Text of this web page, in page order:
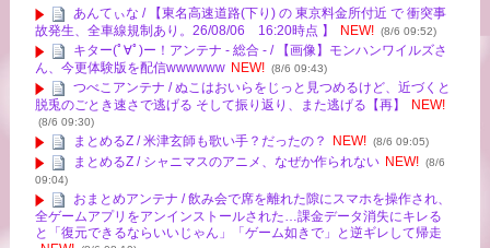
あんてぃな / 【東名高速道路(下り) の 東京料金所付近 で 衝突事
故発生、全車線規制あり。26/08/06 16:20時点 】
NEW! (8/6 09:52)
キター(ﾟ∀ﾟ)ー！アンテナ - 総合 - / 【画像】モンハンワイルズさ
ん、今更体験版を配信wwwwww NEW! (8/6 09:43)
つべこアンテナ / ぬこはおいらをじっと見つめるけど、近づくと
脱兎のごとき速さで逃げる そして振り返り、また逃げる【再】
NEW!
(8/6 09:30)
まとめるZ / 米津玄師も歌い手？だったの？ NEW! (8/6 09:05)
まとめるZ / シャニマスのアニメ、なぜか作られない NEW! (8/6
09:04)
おまとめアンテナ / 飲み会で席を離れた隙にスマホを操作され、
全ゲームアプリをアンインストールされた…課金データ消失にキレる
と「復元できるならいいじゃん」「ゲーム如きで」と逆ギレして帰走